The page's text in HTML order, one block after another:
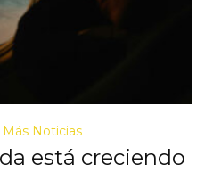
Más Noticias
está creciendo